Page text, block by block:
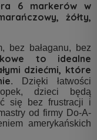
6 markerów w
żółty,
bez bałaganu, bez
to idealne
dziećmi, które
. Dzięki łatwości
dzieci będą
się bez frustracji i
od firmy Do-A-
amerykańskich